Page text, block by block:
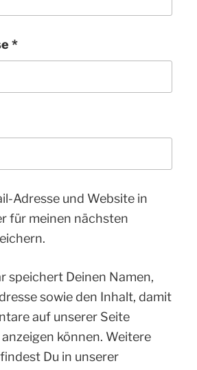
*
Adresse und Website in
für meinen nächsten
speichert Deinen Namen,
sowie den Inhalt, damit
auf unserer Seite
können. Weitere
Du in unserer